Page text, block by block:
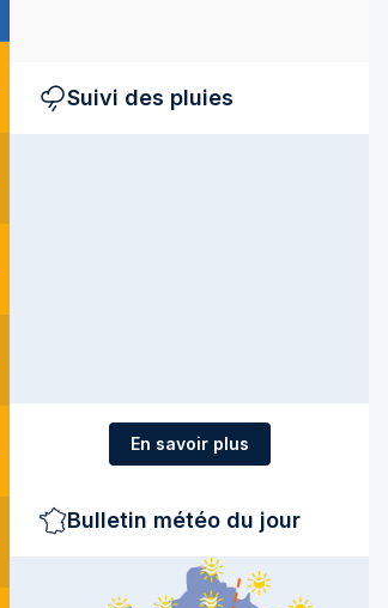
Suivi des pluies
En savoir plus
Bulletin météo du jour